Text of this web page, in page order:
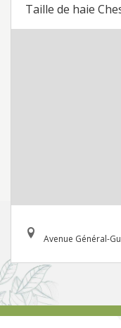
Taille de haie
Avenue Général-